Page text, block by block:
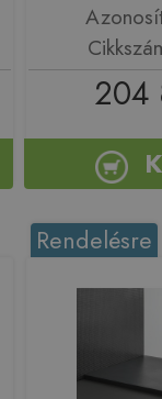
204
Rendelésre